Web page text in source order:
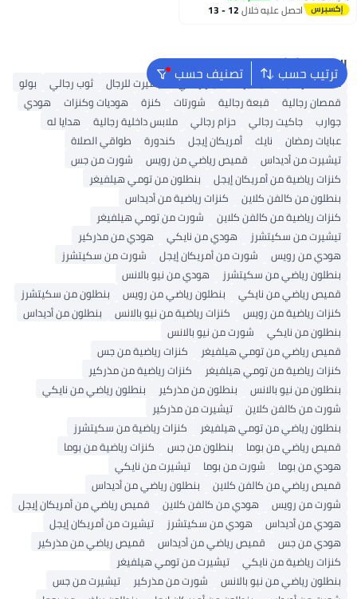
احصل عليه خلال 12 - 13
اغسطس
ترتيب حسب تصنيف حسب البحث الشائع
محفظة رجالية تيشيرت جينز رجالي تيشيرت للرجال ثوب رجالي
بولو
قمصان رجالية
قبعة رجالية شورتات كنزة هوديات وكنزات
هودي
جوارب
جاكيت رجالي حزام رجالي ملابس داخلية رجالية
هدايا له
عبايات رمضان
نايك أمريكان إيجل كندورة
طواقي الصلاة
تيشيرت من أديداس
قميص رياضي من رويس
شورت من جس
كنزات رياضية من أمريكان إيجل
بنطلون من تومي هيلفيغر
بنطلون من كالفن كلاين
كنزات رياضية من أديداس
كنزات رياضية من كالفن كلاين
شورت من تومي هيلفيغر
تيشيرت من سكيتشرز
هودي من نايكي
هودي من مذركير
هودي من رويس
شورت من أمريكان إيجل
شورت من سكيتشرز
بنطلون رياضي من سكيتشرز
هودي من نيو بالانس
قميص رياضي من نايكي
بنطلون رياضي من رويس
بنطلون من سكيتشرز
كنزات رياضية من رويس
كنزات رياضية من نيو بالانس
بنطلون من أديداس
بنطلون من نايكي
شورت من نيو بالانس
قميص رياضي من تومي هيلفيغر
كنزات رياضية من جس
كنزات رياضية من تومي هيلفيغر
كنزات رياضية من مذركير
بنطلون من نيو بالانس
بنطلون من مذركير
بنطلون رياضي من نايكي
شورت من كالفن كلاين
تيشيرت من مذركير
بنطلون رياضي من تومي هيلفيغر
كنزات رياضية من سكيتشرز
قميص رياضي من بوما
بنطلون من جس
كنزات رياضية من بوما
هودي من بوما
شورت من بوما
تيشيرت من نايكي
قميص رياضي من كالفن كلاين
بنطلون رياضي من أديداس
شورت من رويس
هودي من كالفن كلاين
قميص رياضي من أمريكان إيجل
هودي من أديداس
هودي من سكيتشرز
تيشيرت من أمريكان إيجل
هودي من جس
قميص رياضي من أديداس
قميص رياضي من مذركير
كنزات رياضية من نايكي
تيشيرت من تومي هيلفيغر
بنطلون رياضي من نيو بالانس
شورت من مذركير
تيشيرت من جس